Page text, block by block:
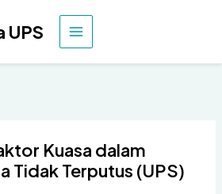
UPS
MENU
Kuasa dalam
Tidak Terputus (UPS)